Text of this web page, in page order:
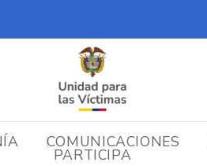
COMUNICACIONES
PARTICIPA